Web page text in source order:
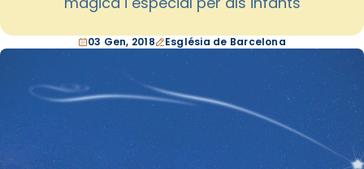
03 Gen, 2018 Església de Barcelona